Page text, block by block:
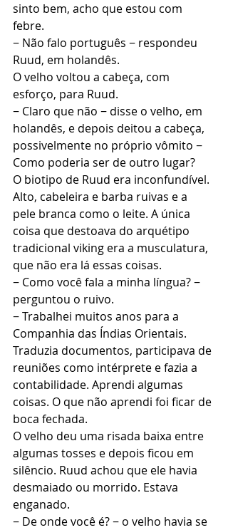
sinto bem, acho que estou com
febre.
− Não falo português − respondeu
Ruud, em holandês.
O velho voltou a cabeça, com
esforço, para Ruud.
− Claro que não − disse o velho, em
holandês, e depois deitou a cabeça,
possivelmente no próprio vômito −
Como poderia ser de outro lugar?
O biotipo de Ruud era inconfundível.
Alto, cabeleira e barba ruivas e a
pele branca como o leite. A única
coisa que destoava do arquétipo
tradicional viking era a musculatura,
que não era lá essas coisas.
− Como você fala a minha língua? −
perguntou o ruivo.
− Trabalhei muitos anos para a
Companhia das Índias Orientais.
Traduzia documentos, participava de
reuniões como intérprete e fazia a
contabilidade. Aprendi algumas
coisas. O que não aprendi foi ficar de
boca fechada.
O velho deu uma risada baixa entre
algumas tosses e depois ficou em
silêncio. Ruud achou que ele havia
desmaiado ou morrido. Estava
enganado.
− De onde você é? − o velho havia se